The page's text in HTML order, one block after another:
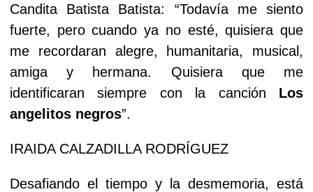
Candita Batista Batista: “Todavía me siento
fuerte, pero cuando ya no esté, quisiera que
me recordaran alegre, humanitaria, musical,
amiga y hermana. Quisiera que me
identificaran siempre con la canción Los
angelitos negros”.
IRAIDA CALZADILLA RODRÍGUEZ
Desafiando el tiempo y la desmemoria, está